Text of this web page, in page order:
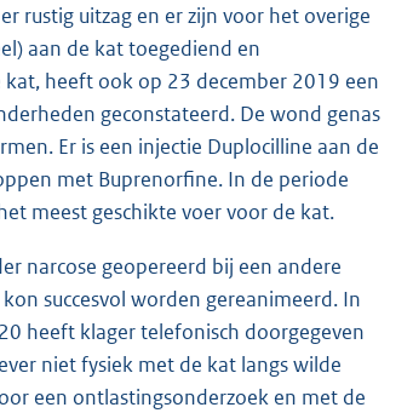
rustig uitzag en er zijn voor het overige
aan de kat toegediend en
heeft ook op 23 december 2019 een
geconstateerd. De wond genas
Er is een injectie Duplocilline aan de
met Buprenorfine. In de periode
meest geschikte voer voor de kat.
narcose geopereerd bij een andere
succesvol worden gereanimeerd. In
heeft klager telefonisch doorgegeven
niet fysiek met de kat langs wilde
een ontlastingsonderzoek en met de